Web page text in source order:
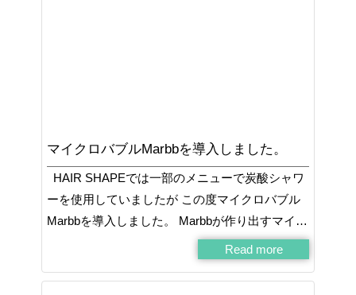
マイクロバブルMarbbを導入しました。
HAIR SHAPEでは一部のメニューで炭酸シャワ
ーを使用していましたが この度マイクロバブル
Marbbを導入しました。 Marbbが作り出すマイ…
Read more